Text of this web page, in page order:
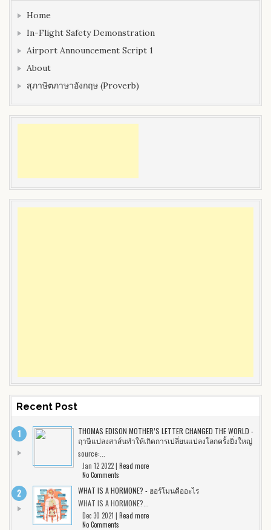
Home
In-Flight Safety Demonstration
Airport Announcement Script 1
About
สุภาษิตภาษาอังกฤษ (Proverb)
Recent Post
THOMAS EDISON MOTHER’S LETTER CHANGED THE WORLD -
ฤาษีแปลงสาส์นทำให้เกิดการเปลี่ยนแปลงโลกครั้งยิ่งใหญ่
source:...
Jan 12 2022 | Read more
No Comments
WHAT IS A HORMONE? - ฮอร์โมนคืออะไร
WHAT IS A HORMONE?...
Dec 30 2021 | Read more
No Comments